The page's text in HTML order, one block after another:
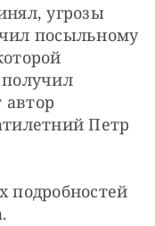
угрозы
посыльному
Петр
подробностей